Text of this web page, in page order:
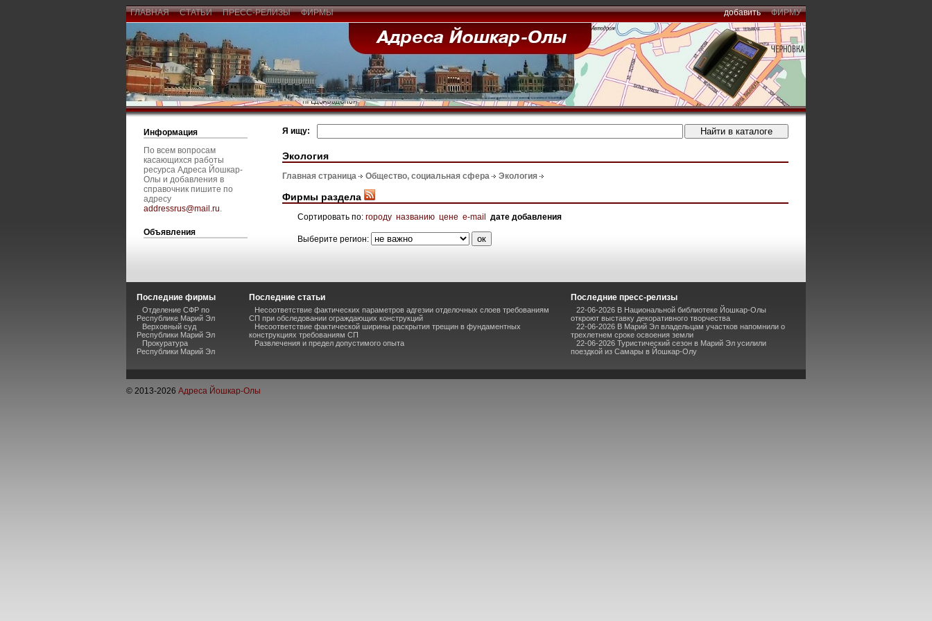
ГЛАВНАЯ СТАТЬИ ПРЕСС-РЕЛИЗЫ ФИРМЫ добавить ФИРМУ
Информация
По всем вопросам
касающихся работы
ресурса Адреса Йошкар-
Олы и добавления в
справочник пишите по
адресу
addressrus@mail.ru.
Объявления
Я ищу:
Экология
Главная страница Общество, социальная сфера Экология
Фирмы раздела
Сортировать по: городу названию цене e-mail дате добавления
Выберите регион:
Последние фирмы
Отделение СФР по
Республике Марий Эл
Верховный суд
Республики Марий Эл
Прокуратура
Республики Марий Эл
Последние статьи
Несоответствие фактических параметров адгезии отделочных слоев требованиям
СП при обследовании ограждающих конструкций
Несоответствие фактической ширины раскрытия трещин в фундаментных
конструкциях требованиям СП
Развлечения и предел допустимого опыта
Последние пресс-релизы
22-06-2026 В Национальной библиотеке Йошкар-Олы
откроют выставку декоративного творчества
22-06-2026 В Марий Эл владельцам участков напомнили о
трехлетнем сроке освоения земли
22-06-2026 Туристический сезон в Марий Эл усилили
поездкой из Самары в Йошкар-Олу
© 2013-2026 Адреса Йошкар-Олы